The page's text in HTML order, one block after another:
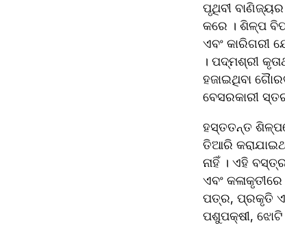
ପୃଥିବୀ
କରେ । ଶିଳ୍ପ
ଏବଂ କାରିଗରୀ
। ପଦ୍ମଶ୍ରୀ
ହଜାଇଥିବା
ବେସରକାରୀ
ହସ୍ତତନ୍ତ
ତିଆରି
ନାହିଁ । ଏହି
ଏବଂ
ପତ୍ର, ପ୍ରକୃତି
ପଶୁପକ୍ଷୀ, ଝୋଟି